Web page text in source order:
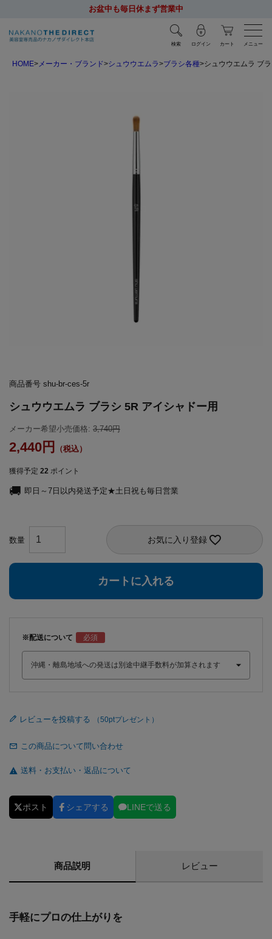
お盆中も毎日休まず営業中
検索 ログイン カート メニュー
HOME メーカー・ブランド シュウウエムラ ブラシ各種 シュウウエムラ ブ
商品番号 shu-br-ces-5r
シュウウエムラ ブラシ 5R アイシャドー用
メーカー希望小売価格: 3,740
2,440
獲得予定 22 ポイント
即日～7日以内発送予定★土日祝も毎日営業
お気に入り登録
カートに入れる
※配送について
レビューを投稿する
この商品について問い合わせ
送料・お支払い・返品について
ポスト シェアする LINEで送る
商品説明 レビュー
手軽にプロの仕上がりを